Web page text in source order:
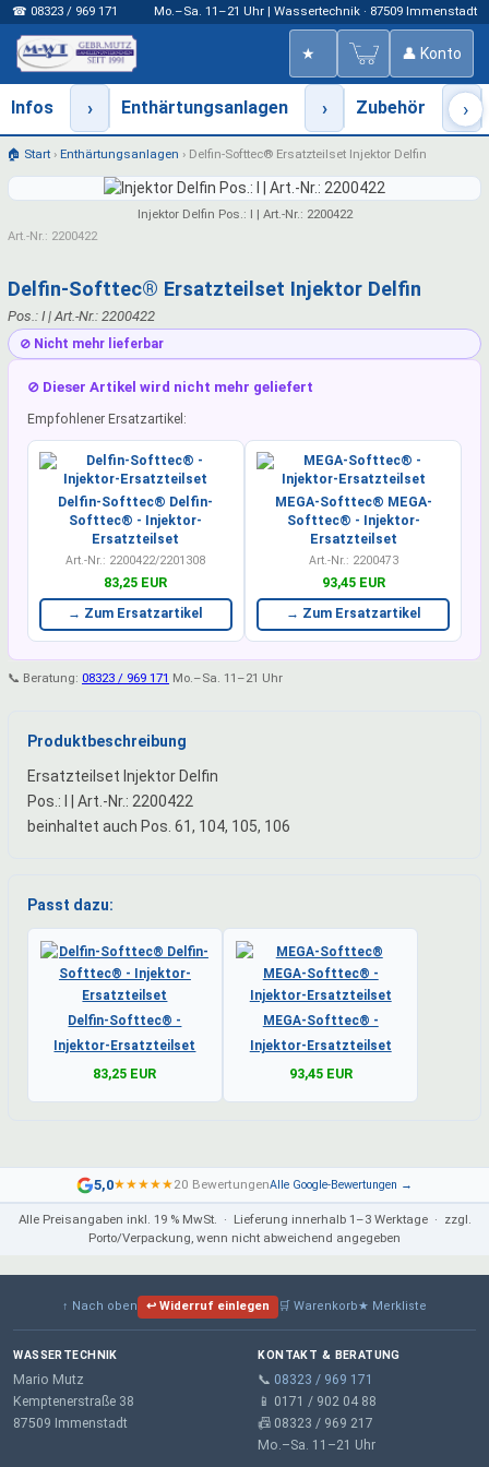
☎ 08323 / 969 171 Mo.–Sa. 11–21 Uhr | Wassertechnik · 87509 Immenstadt
★ 👤 Konto
Infos › Enthärtungsanlagen › Zubehör ››
🏠 Start› Enthärtungsanlagen › Delfin-Softtec® Ersatzteilset Injektor Delfin
Injektor Delfin Pos.: I | Art.-Nr.: 2200422
Art.-Nr.: 2200422
Delfin-Softtec® Ersatzteilset Injektor Delfin
Pos.: I | Art.-Nr.: 2200422
⊘ Nicht mehr lieferbar
⊘ Dieser Artikel wird nicht mehr geliefert
Empfohlener Ersatzartikel:
Delfin-Softtec® Delfin-
Softtec® - Injektor-
Ersatzteilset
Art.-Nr.: 2200422/2201308
83,25 EUR
→ Zum Ersatzartikel
MEGA-Softtec® MEGA-
Softtec® - Injektor-
Ersatzteilset
Art.-Nr.: 2200473
93,45 EUR
→ Zum Ersatzartikel
📞 Beratung: 08323 / 969 171 Mo.–Sa. 11–21 Uhr
Produktbeschreibung
Ersatzteilset Injektor Delfin
Pos.: I | Art.-Nr.: 2200422
beinhaltet auch Pos. 61, 104, 105, 106
Passt dazu:
Delfin-Softtec® -
Injektor-Ersatzteilset
83,25 EUR
MEGA-Softtec® -
Injektor-Ersatzteilset
93,45 EUR
5,0★★★★★20 BewertungenAlle Google-Bewertungen →
Alle Preisangaben inkl. 19 % MwSt. · Lieferung innerhalb 1–3 Werktage · zzgl.
Porto/Verpackung, wenn nicht abweichend angegeben
↑ Nach oben ↩ Widerruf einlegen 🛒 Warenkorb★ Merkliste
WASSERTECHNIK
Mario Mutz
Kemptenerstraße 38
87509 Immenstadt
KONTAKT & BERATUNG
📞 08323 / 969 171
📱 0171 / 902 04 88
📠 08323 / 969 217
Mo.–Sa. 11–21 Uhr